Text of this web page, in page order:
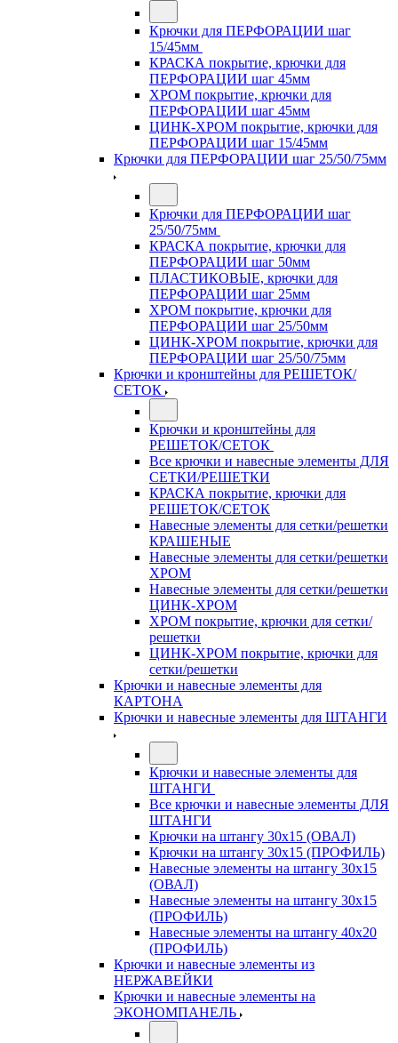
Крючки для ПЕРФОРАЦИИ шаг
15/45мм
КРАСКА покрытие, крючки для
ПЕРФОРАЦИИ шаг 45мм
ХРОМ покрытие, крючки для
ПЕРФОРАЦИИ шаг 45мм
ЦИНК-ХРОМ покрытие, крючки для
ПЕРФОРАЦИИ шаг 15/45мм
Крючки для ПЕРФОРАЦИИ шаг 25/50/75мм
Крючки для ПЕРФОРАЦИИ шаг
25/50/75мм
КРАСКА покрытие, крючки для
ПЕРФОРАЦИИ шаг 50мм
ПЛАСТИКОВЫЕ, крючки для
ПЕРФОРАЦИИ шаг 25мм
ХРОМ покрытие, крючки для
ПЕРФОРАЦИИ шаг 25/50мм
ЦИНК-ХРОМ покрытие, крючки для
ПЕРФОРАЦИИ шаг 25/50/75мм
Крючки и кронштейны для РЕШЕТОК/
СЕТОК
Крючки и кронштейны для
РЕШЕТОК/СЕТОК
Все крючки и навесные элементы ДЛЯ
СЕТКИ/РЕШЕТКИ
КРАСКА покрытие, крючки для
РЕШЕТОК/СЕТОК
Навесные элементы для сетки/решетки
КРАШЕНЫЕ
Навесные элементы для сетки/решетки
ХРОМ
Навесные элементы для сетки/решетки
ЦИНК-ХРОМ
ХРОМ покрытие, крючки для сетки/
решетки
ЦИНК-ХРОМ покрытие, крючки для
сетки/решетки
Крючки и навесные элементы для
КАРТОНА
Крючки и навесные элементы для ШТАНГИ
Крючки и навесные элементы для
ШТАНГИ
Все крючки и навесные элементы ДЛЯ
ШТАНГИ
Крючки на штангу 30х15 (ОВАЛ)
Крючки на штангу 30х15 (ПРОФИЛЬ)
Навесные элементы на штангу 30х15
(ОВАЛ)
Навесные элементы на штангу 30х15
(ПРОФИЛЬ)
Навесные элементы на штангу 40х20
(ПРОФИЛЬ)
Крючки и навесные элементы из
НЕРЖАВЕЙКИ
Крючки и навесные элементы на
ЭКОНОМПАНЕЛЬ